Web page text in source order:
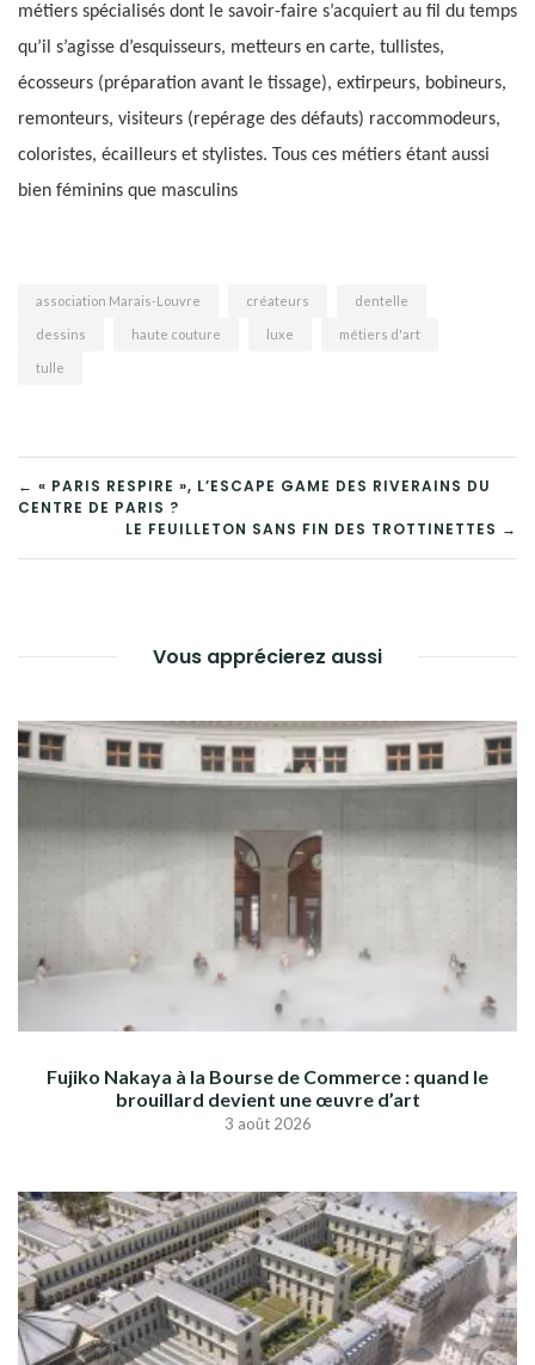
métiers spécialisés dont le savoir-faire s’acquiert au fil du temps
qu’il s’agisse d’esquisseurs, metteurs en carte, tullistes,
écosseurs (préparation avant le tissage), extirpeurs, bobineurs,
remonteurs, visiteurs (repérage des défauts) raccommodeurs,
coloristes, écailleurs et stylistes. Tous ces métiers étant aussi
bien féminins que masculins
association Marais-Louvre créateurs dentelle
dessins haute couture luxe métiers d'art
tulle
NAVIGATION
DE
← « PARIS RESPIRE », L’ESCAPE GAME DES RIVERAINS DU
CENTRE DE PARIS ?
LE FEUILLETON SANS FIN DES TROTTINETTES →
Vous apprécierez aussi
Fujiko Nakaya à la Bourse de Commerce : quand le
brouillard devient une œuvre d’art
3 août 2026